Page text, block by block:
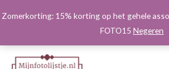
Zomerkorting: 15% korting op het gehele
FOTO15 Negeren
naar